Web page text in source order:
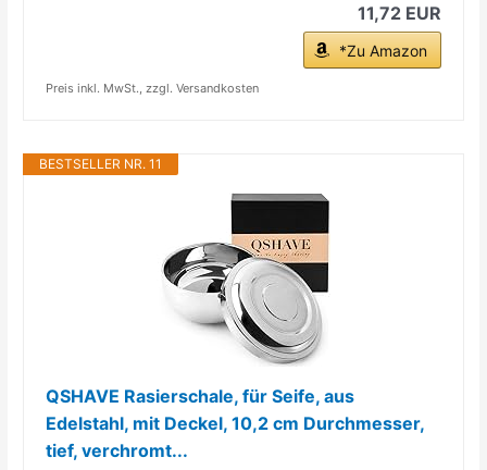
11,72 EUR
*Zu Amazon
Preis inkl. MwSt., zzgl. Versandkosten
BESTSELLER NR. 11
QSHAVE Rasierschale, für Seife, aus
Edelstahl, mit Deckel, 10,2 cm Durchmesser,
tief, verchromt...